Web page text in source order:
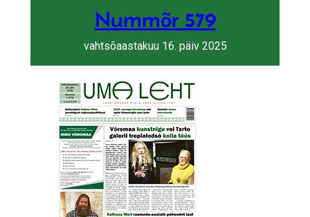
Nummõr 579
vahtsõaastakuu 16. päiv 2025